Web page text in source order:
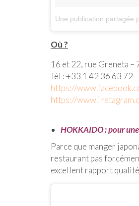
Une publication partagée
Où ?
16 et 22, rue Greneta –
Tél : +33 1 42 36 63 72
https://
https://
HOKKAIDO : pour
Parce que manger
restaurant pas
excellent rapport